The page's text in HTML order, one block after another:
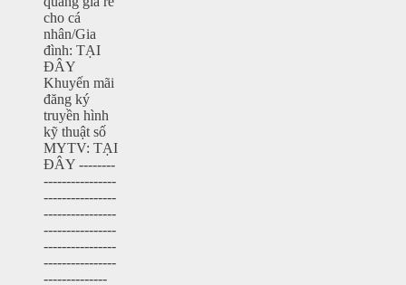
cho cá
nhân/Gia
đình: TẠI
ĐÂY
Khuyến mãi
đăng ký
truyền hình
kỹ thuật số
MYTV: TẠI
ĐÂY --------
----------------
----------------
----------------
----------------
----------------
----------------
--------------